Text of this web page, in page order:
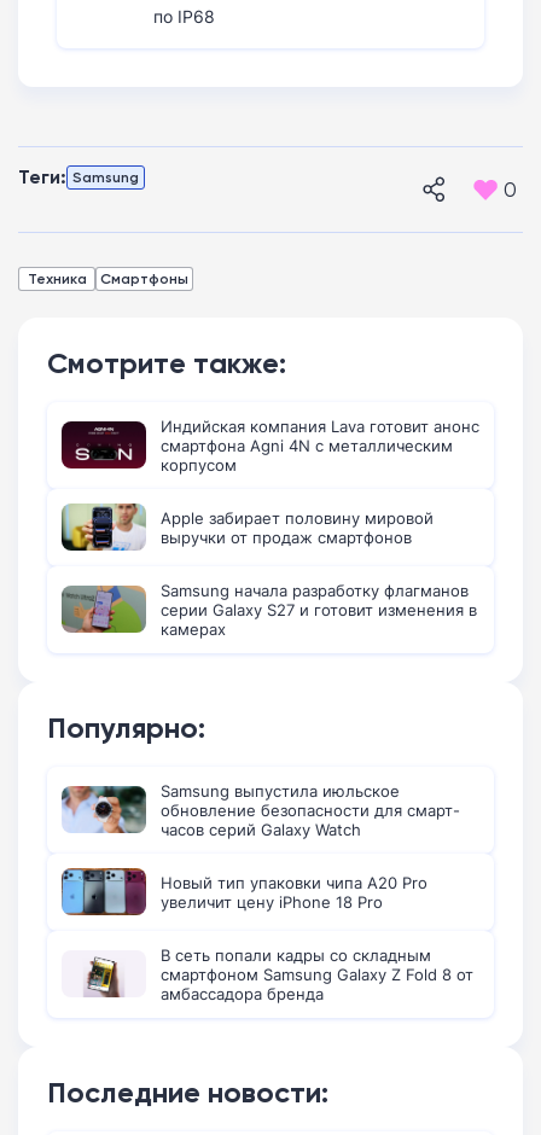
по IP68
Теги: Samsung 0
Техника Смартфоны
Смотрите также:
Индийская компания Lava готовит анонс
смартфона Agni 4N с металлическим
корпусом
Apple забирает половину мировой
выручки от продаж смартфонов
Samsung начала разработку флагманов
серии Galaxy S27 и готовит изменения в
камерах
Популярно:
Samsung выпустила июльское
обновление безопасности для смарт-
часов серий Galaxy Watch
Новый тип упаковки чипа A20 Pro
увеличит цену iPhone 18 Pro
В сеть попали кадры со складным
смартфоном Samsung Galaxy Z Fold 8 от
амбассадора бренда
Последние новости: